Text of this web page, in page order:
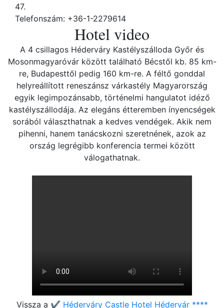
47.
Telefonszám: +36-1-2279614
Hotel video
A 4 csillagos Héderváry Kastélyszálloda Győr és
Mosonmagyaróvár között található Bécstől kb. 85 km-
re, Budapesttől pedig 160 km-re. A féltő gonddal
helyreállított reneszánsz várkastély Magyarország
egyik legimpozánsabb, történelmi hangulatot idéző
kastélyszállodája. Az elegáns étteremben ínyencségek
sorából választhatnak a kedves vendégek. Akik nem
pihenni, hanem tanácskozni szeretnének, azok az
ország legrégibb konferencia termei között
válogathatnak.
Vissza a ✔️ Héderváry Castle Hotel Hédervár ****